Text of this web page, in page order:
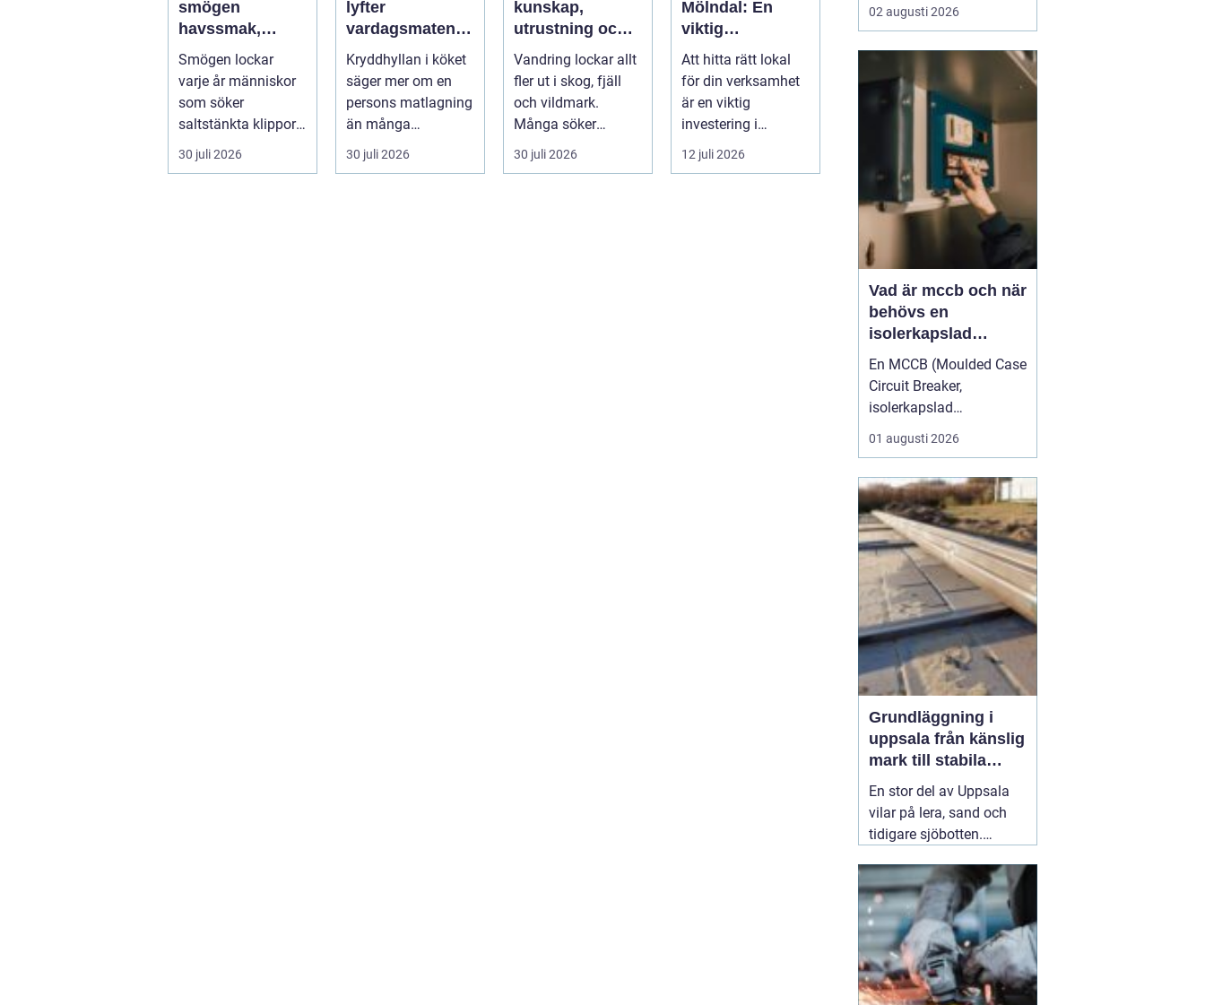
smögen
havssmak,
småskalighet
och personligt
urval
Smögen lockar
varje år människor
som söker
saltstänkta klippor,
dagsfärska skaldjur
och genuina smak...
30 juli 2026
lyfter
vardagsmaten
till något extra
Kryddhyllan i köket
säger mer om en
persons matlagning
än många
receptböcker. Med
några nypor rätt s...
30 juli 2026
kunskap,
utrustning och
trygghet på
leden
Vandring lockar allt
fler ut i skog, fjäll
och vildmark.
Många söker
stillhet, enkel...
30 juli 2026
Mölndal: En
viktig
investering i
framtiden
Att hitta rätt lokal
för din verksamhet
är en viktig
investering i
framtiden, oavsett...
12 juli 2026
spruckna fogar
ett slarvigt utfört arbete.
Därför blir valet av
golvl&a...
02 augusti 2026
Vad är mccb och när
behövs en
isolerkapslad
effektbrytare?
En MCCB (Moulded Case
Circuit Breaker,
isolerkapslad
effektbrytare) är hjärtat i
många moderna
skyddar kablar,
komponenter och
människor mot överlast
och kortslutning, och
används i allt från
mindre industrimaskiner
till stora fas...
01 augusti 2026
Grundläggning i
uppsala från känslig
mark till stabila
konstruktioner
En stor del av Uppsala
vilar på lera, sand och
tidigare sjöbotten.
som stabil på ytan, men
under ytan kan den vara
både mjuk och rörlig. För
den som planerar att
bygga hus, garage,
industrilokal eller mur